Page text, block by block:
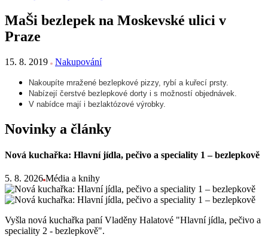
MaŠi bezlepek na Moskevské ulici v
Praze
15. 8. 2019 Nakupování
Nakoupíte mražené bezlepkové pizzy, rybí a kuřecí prsty.
Nabízejí čerstvé bezlepkové dorty i s možností objednávek.
V nabídce mají i bezlaktózové výrobky.
Novinky a články
Nová kuchařka: Hlavní jídla, pečivo a speciality 1 – bezlepkově
5. 8. 2026 Média a knihy
Vyšla nová kuchařka paní Vladěny Halatové "Hlavní jídla, pečivo a
speciality 2 - bezlepkově".